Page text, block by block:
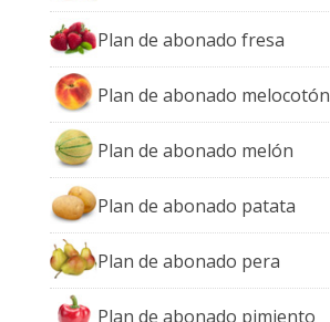
Plan de abonado fresa
Plan de abonado melocotón
Plan de abonado melón
Plan de abonado patata
Plan de abonado pera
Plan de abonado pimiento